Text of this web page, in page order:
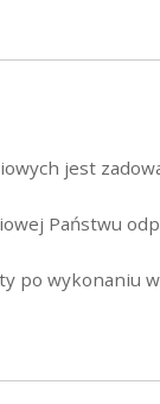
jest
Państwu
po wykonaniu